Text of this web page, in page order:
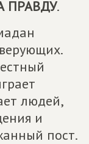
ПРАВДУ.
людей,
и
пост.